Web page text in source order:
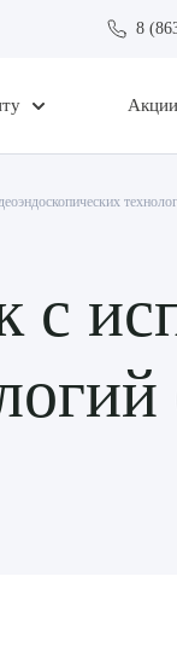
8
Акции